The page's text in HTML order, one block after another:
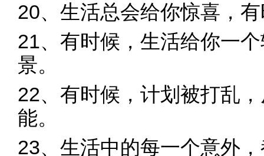
20、生活总会给你惊喜，
21、有时候，生活给你一
景。
22、有时候，计划被打乱
能。
23、生活中的每一个意外